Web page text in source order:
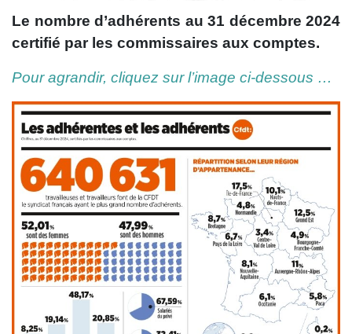
Le nombre d’adhérents au 31 décembre 2024
certifié par les commissaires aux comptes.
Pour agrandir, cliquez sur l’image ci-dessous …